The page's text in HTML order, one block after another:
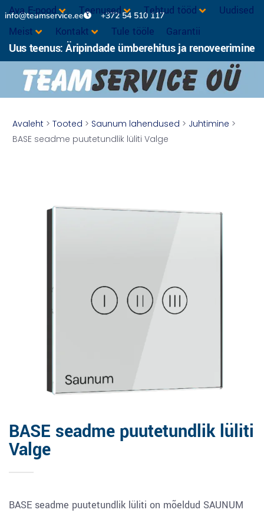
info@teamservice.ee +372 54 510 117
Ava E-pood Teenused Tehtud tööd
Uudised
Meist
Kontakt Tule tööle Garantii
Uus teenus: Äripindade ümberehitus ja renoveerimine
Avaleht > Tooted > Saunum lahendused > Juhtimine >
BASE seadme puutetundlik lüliti Valge
BASE seadme puutetundlik lüliti
Valge
BASE seadme puutetundlik lüliti on mõeldud SAUNUM